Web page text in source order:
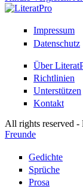
Impressum
Datenschutz
Über
Richtlinien
Unterstützen
Kontakt
All rights reserved
Freunde
Gedichte
Sprüche
Prosa